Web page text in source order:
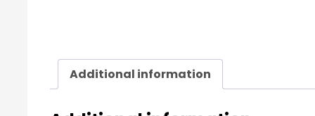
Additional information